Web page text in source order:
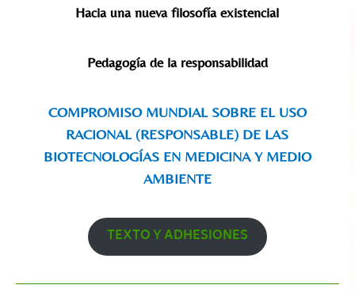
Hacia una nueva filosofía existencial
Pedagogía de la responsabilidad
COMPROMISO MUNDIAL SOBRE EL USO
RACIONAL (RESPONSABLE) DE LAS
BIOTECNOLOGÍAS EN MEDICINA Y MEDIO
AMBIENTE
TEXTO Y ADHESIONES